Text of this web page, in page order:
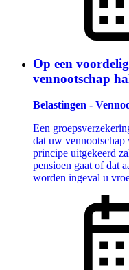
Op een
vennootschap
Belastingen -
Een
dat uw
principe uitgekeerd
pensioen gaat of dat
worden ingeval u